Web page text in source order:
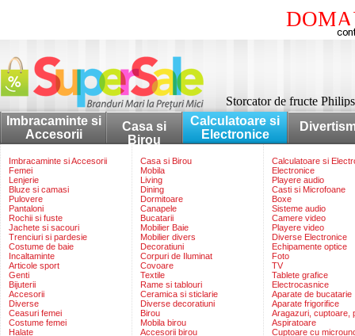
Storcator de fructe
Imbracaminte si
Accesorii
Casa si
Birou
Calculatoare si
Electronice
Imbracaminte si Accesorii
Femei
Lenjerie
Bluze si camasi
Pulovere
Pantaloni
Rochii si fuste
Jachete si sacouri
Trenciuri si pardesie
Costume de baie
Incaltaminte
Articole sport
Genti
Bijuterii
Accesorii
Diverse
Ceasuri femei
Costume femei
Halate
Casa si Birou
Mobila
Living
Dining
Dormitoare
Canapele
Bucatarii
Mobilier Baie
Mobilier divers
Decoratiuni
Corpuri de Iluminat
Covoare
Textile
Rame si tablouri
Ceramica si sticlarie
Diverse decoratiuni
Birou
Mobila birou
Accesorii birou
Calculatoare si
Electronice
Playere audio
Casti si Microfoane
Boxe
Sisteme audio
Camere video
Playere video
Diverse Electronice
Echipamente optice
Foto
TV
Tablete grafice
Electrocasnice
Aparate de bucatarie
Aparate frigorifice
Aragazuri, cuptoare,
Aspiratoare
Cuptoare cu